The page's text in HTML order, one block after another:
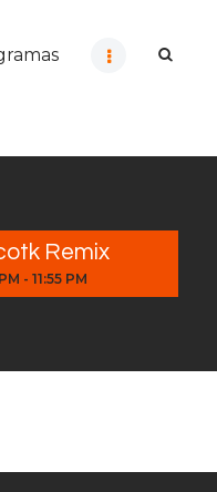
Remix
-11:55 PM